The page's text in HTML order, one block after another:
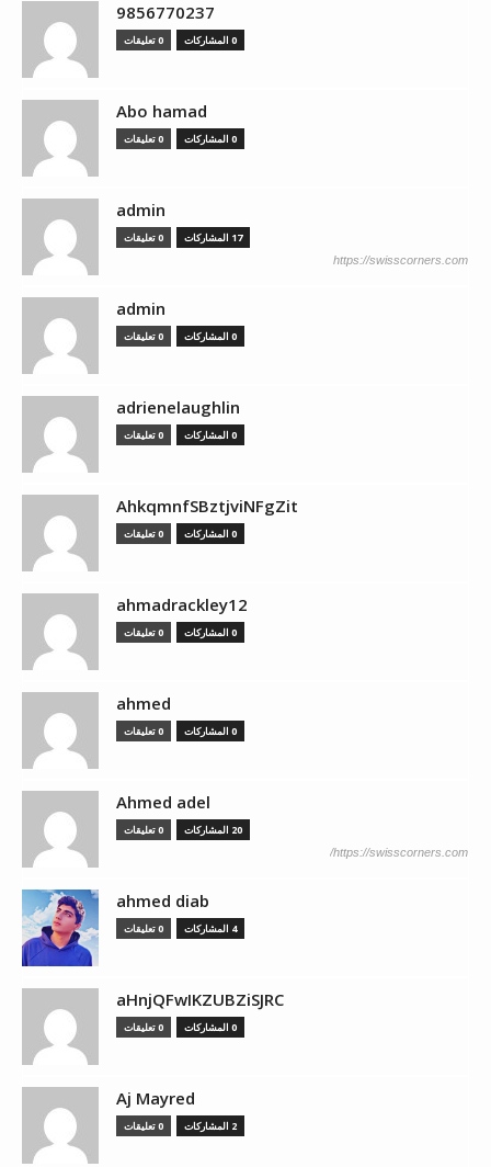
9856770237
0 المشاركات 0 تعليقات
Abo hamad
0 المشاركات 0 تعليقات
admin
17 المشاركات 0 تعليقات
https://swisscorners.com
admin
0 المشاركات 0 تعليقات
adrienelaughlin
0 المشاركات 0 تعليقات
AhkqmnfSBztjviNFgZit
0 المشاركات 0 تعليقات
ahmadrackley12
0 المشاركات 0 تعليقات
ahmed
0 المشاركات 0 تعليقات
Ahmed adel
20 المشاركات 0 تعليقات
https://swisscorners.com/
ahmed diab
4 المشاركات 0 تعليقات
aHnjQFwIKZUBZiSJRC
0 المشاركات 0 تعليقات
Aj Mayred
2 المشاركات 0 تعليقات